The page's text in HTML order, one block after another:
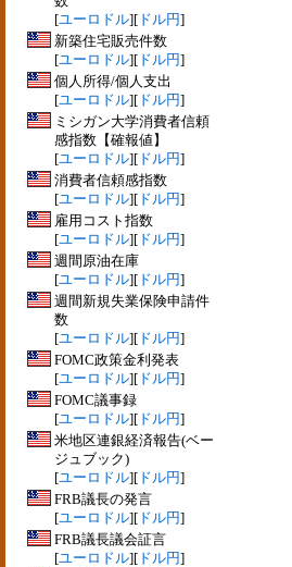
[ユーロドル][ ドル円]
新築住宅販売件数
[ユーロドル][ ドル円]
個人所得/個人支出
[ユーロドル][ ドル円]
ミシガン大学消費者信頼
感指数【確報値】
[ユーロドル][ ドル円]
消費者信頼感指数
[ユーロドル][ ドル円]
雇用コスト指数
[ユーロドル][ ドル円]
週間原油在庫
[ユーロドル][ ドル円]
週間新規失業保険申請件
数
[ユーロドル][ ドル円]
FOMC政策金利発表
[ユーロドル][ ドル円]
FOMC議事録
[ユーロドル][ ドル円]
米地区連銀経済報告(ベー
ジュブック)
[ユーロドル][ ドル円]
FRB議長の発言
[ユーロドル][ ドル円]
FRB議長議会証言
[ユーロドル][ ドル円]